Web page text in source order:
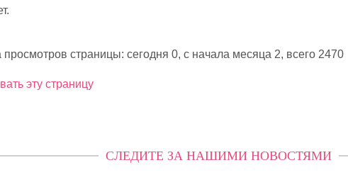
просмотров страницы: сегодня 0, с начала месяца 2, всего 2470
эту страницу
СЛЕДИТЕ ЗА НАШИМИ НОВОСТЯМИ